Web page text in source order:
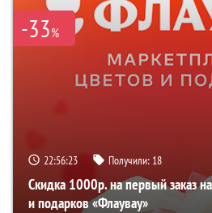
-33%
22:56:22 Получили: 18
Скидка 1000р. на первый заказ
и подарков «Флаувау»